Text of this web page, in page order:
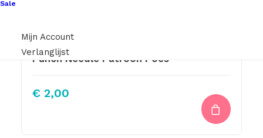
Sale
Mijn Account
Verlanglijst
Punch Needle Patroon Poes
€ 2,00